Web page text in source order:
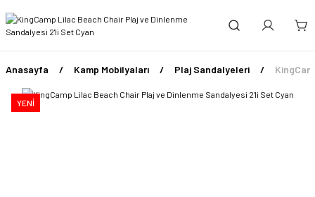
Anasayfa Kamp Mobilyaları Plaj Sandalyeleri
YENİ